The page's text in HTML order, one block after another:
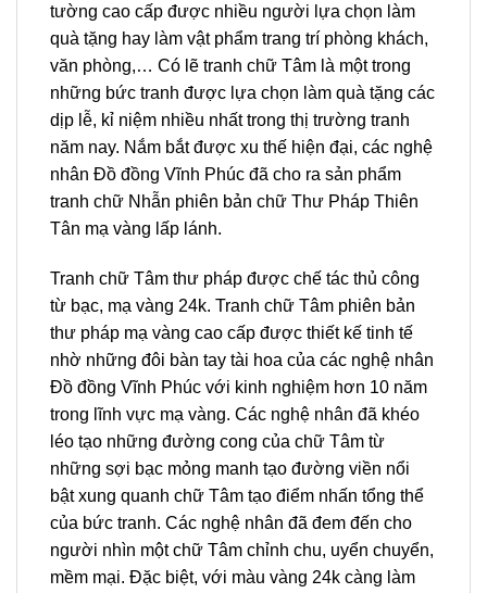
tường cao cấp được nhiều người lựa chọn làm
quà tặng hay làm vật phẩm trang trí phòng khách,
văn phòng,… Có lẽ tranh chữ Tâm là một trong
những bức tranh được lựa chọn làm quà tặng các
dịp lễ, kỉ niệm nhiều nhất trong thị trường tranh
năm nay. Nắm bắt được xu thế hiện đại, các nghệ
nhân Đồ đồng Vĩnh Phúc đã cho ra sản phẩm
tranh chữ Nhẫn phiên bản chữ Thư Pháp Thiên
Tân mạ vàng lấp lánh.
Tranh chữ Tâm thư pháp được chế tác thủ công
từ bạc, mạ vàng 24k. Tranh chữ Tâm phiên bản
thư pháp mạ vàng cao cấp được thiết kế tinh tế
nhờ những đôi bàn tay tài hoa của các nghệ nhân
Đồ đồng Vĩnh Phúc với kinh nghiệm hơn 10 năm
trong lĩnh vực mạ vàng. Các nghệ nhân đã khéo
léo tạo những đường cong của chữ Tâm từ
những sợi bạc mỏng manh tạo đường viền nổi
bật xung quanh chữ Tâm tạo điểm nhấn tổng thể
của bức tranh. Các nghệ nhân đã đem đến cho
người nhìn một chữ Tâm chỉnh chu, uyển chuyển,
mềm mại. Đặc biệt, với màu vàng 24k càng làm